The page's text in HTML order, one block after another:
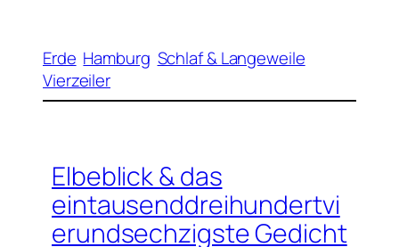
Erde Hamburg Schlaf & Langeweile
Vierzeiler
Elbeblick & das
eintausenddreihundertvi
erundsechzigste Gedicht